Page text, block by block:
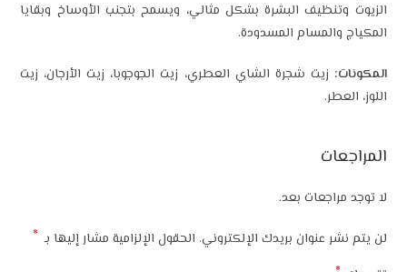
البشرة بشكل مثالي، ويسمح بتجنب الأوساخ وبقايا
المسدودة.
شجرة الشاي العطري، زيت الجوجوبا، زيت الأرجان، زيت
بعد.
بريدك الإلكتروني. الحقول الإلزامية مشار إليها بـ*